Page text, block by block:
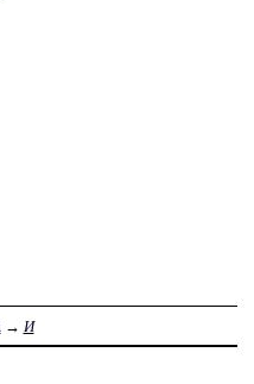
→ И